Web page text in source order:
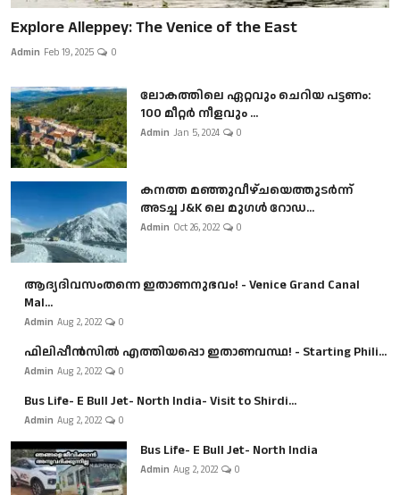
Explore Alleppey: The Venice of the East
Admin Feb 19, 2025 0
ലോകത്തിലെ ഏറ്റവും ചെറിയ പട്ടണം:
100 മീറ്റർ നീളവും ...
Admin Jan 5, 2024 0
കനത്ത മഞ്ഞുവീഴ്ചയെത്തുടർന്ന്
അടച്ച J&K ലെ മുഗൾ റോഡ...
Admin Oct 26, 2022 0
ആദ്യദിവസംതന്നെ ഇതാണനുഭവം! - Venice Grand Canal
Mal...
Admin Aug 2, 2022 0
ഫിലിപ്പീൻസിൽ എത്തിയപ്പൊ ഇതാണവസ്ഥ! - Starting Phili...
Admin Aug 2, 2022 0
Bus Life- E Bull Jet- North India- Visit to Shirdi...
Admin Aug 2, 2022 0
Bus Life- E Bull Jet- North India
Admin Aug 2, 2022 0